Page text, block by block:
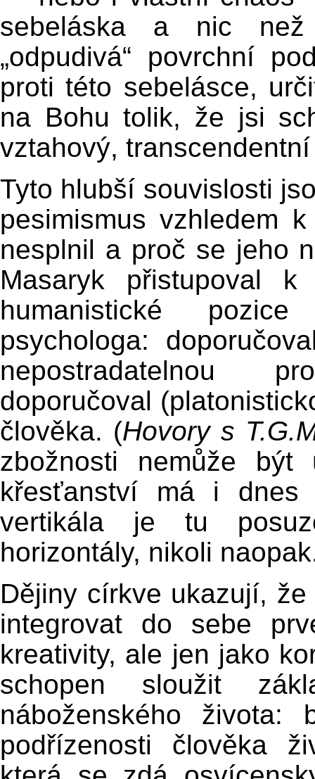
sebeláska a nic
„odpudivá“ povrchní
proti této sebelásce,
na Bohu tolik, že jsi
vztahový,
Tyto hlubší souvislosti
pesimismus vzhledem
nesplnil a proč se jeho
Masaryk přistupoval
humanistické
psychologa:
nepostradatelnou
doporučoval
člověka. (Hovory s
zbožnosti nemůže být
křesťanství má i dnes
vertikála je tu
horizontály, nikoli
Dějiny církve ukazují,
integrovat do sebe
kreativity, ale jen jako
schopen sloužit
náboženského života:
podřízenosti člověka